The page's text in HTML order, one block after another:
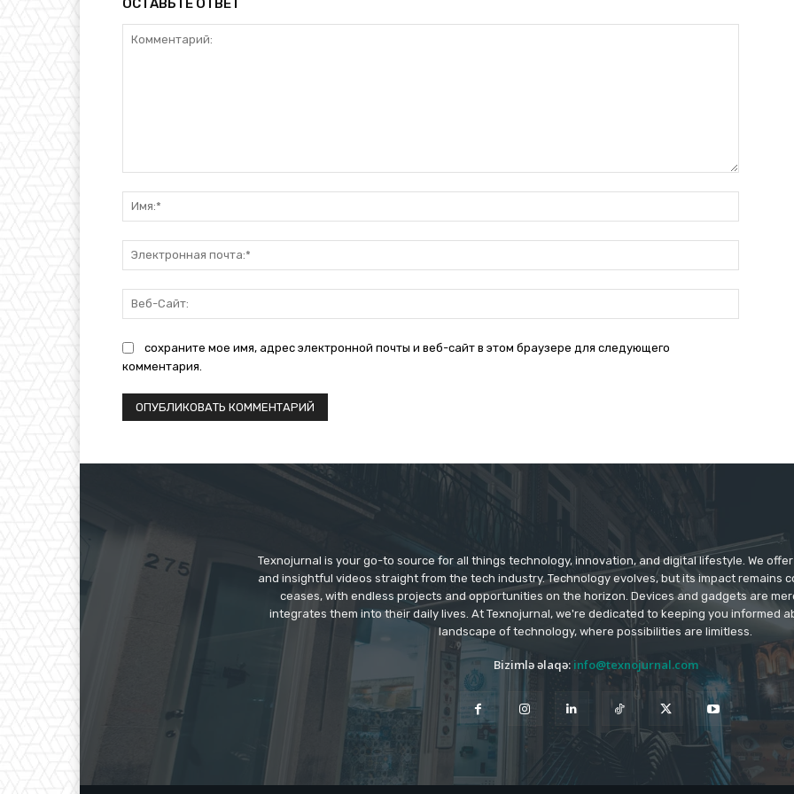
ОСТАВЬТЕ ОТВЕТ
почта:*
Сайт:
сохраните мое имя, адрес электронной почты и веб-сайт в этом браузере для следующего
комментария.
Texnojurnal is your go-to source for all things technology, innovation, and digital lifestyle. We
and insightful videos straight from the tech industry. Technology evolves, but its impact remains
ceases, with endless projects and opportunities on the horizon. Devices and gadgets are
integrates them into their daily lives. At Texnojurnal, we're dedicated to keeping you informed
landscape of technology, where possibilities are limitless.
Bizimlə əlaqə: info@texnojurnal.com